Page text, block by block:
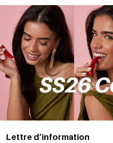
Lettre d’information